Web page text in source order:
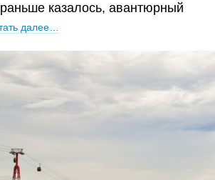
раньше казалось, авантюрный
далее…